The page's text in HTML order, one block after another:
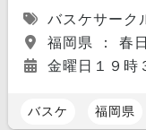
バスケサーク
福岡県 ： 春
金曜日１９時
バスケ 福岡県